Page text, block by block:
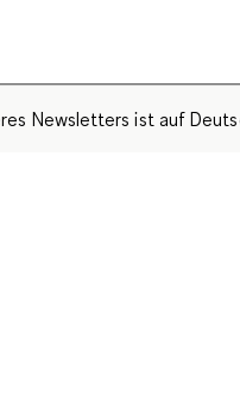
Newsletters ist auf